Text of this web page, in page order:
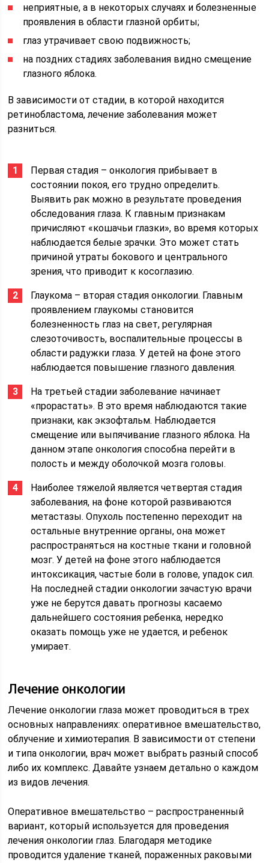
неприятные, а в некоторых случаях и болезненные
проявления в области глазной орбиты;
глаз утрачивает свою подвижность;
на поздних стадиях заболевания видно смещение
глазного яблока.
В зависимости от стадии, в которой находится
ретинобластома, лечение заболевания может
разниться.
Первая стадия – онкология прибывает в
состоянии покоя, его трудно определить.
Выявить рак можно в результате проведения
обследования глаза. К главным признакам
причисляют «кошачьи глазки», во время которых
наблюдается белые зрачки. Это может стать
причиной утраты бокового и центрального
зрения, что приводит к косоглазию.
Глаукома – вторая стадия онкологии. Главным
проявлением глаукомы становится
болезненность глаз на свет, регулярная
слезоточивость, воспалительные процессы в
области радужки глаза. У детей на фоне этого
наблюдается повышение глазного давления.
На третьей стадии заболевание начинает
«прорастать». В это время наблюдаются такие
признаки, как экзофтальм. Наблюдается
смещение или выпячивание глазного яблока. На
данном этапе онкология способна перейти в
полость и между оболочкой мозга головы.
Наиболее тяжелой является четвертая стадия
заболевания, на фоне которой развиваются
метастазы. Опухоль постепенно переходит на
остальные внутренние органы, она может
распространяться на костные ткани и головной
мозг. У детей на фоне этого наблюдается
интоксикация, частые боли в голове, упадок сил.
На последней стадии онкологии зачастую врачи
уже не берутся давать прогнозы касаемо
дальнейшего состояния ребенка, нередко
оказать помощь уже не удается, и ребенок
умирает.
Лечение онкологии
Лечение онкологии глаза может проводиться в трех
основных направлениях: оперативное вмешательство,
облучение и химиотерапия. В зависимости от степени
и типа онкологии, врач может выбрать разный способ
либо их комплекс. Давайте узнаем детально о каждом
из видов лечения.
Оперативное вмешательство – распространенный
вариант, который используется для проведения
лечения онкологии глаз. Благодаря методике
проводится удаление тканей, пораженных раковыми